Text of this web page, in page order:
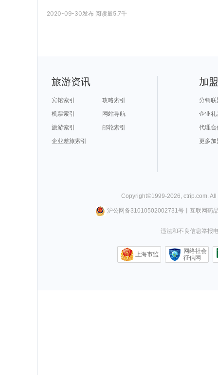
2020-09-30发布 阅读量5.7千
旅游资讯
宾馆索引
攻略索引
机票索引
网站导航
旅游索引
邮轮索引
企业差旅索引
加
分销联
企业礼
代理合
更多加
Copyright©1999-2026 ctrip.com .
沪公网备31010502002731号丨 互联网药
违法和不良信息举报
上海市监
网络社会
征信网